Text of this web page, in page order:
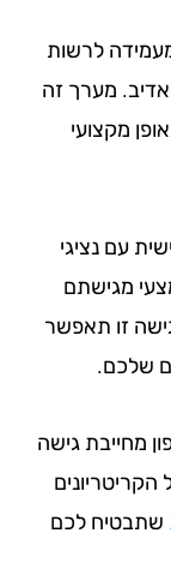
זה
גישה
לכם